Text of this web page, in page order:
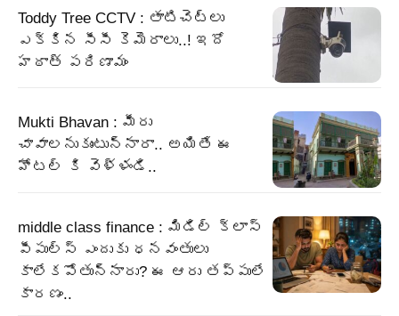
Toddy Tree CCTV : తాటిచెట్లు
ఎక్కిన సీసీ కెమెరాలు..! ఇదో
హఠాత్ పరిణామం
Mukti Bhavan : మీరు
చావాలనుకుంటున్నారా.. అయితే ఈ
హోటల్ కి వెళ్ళండి..
middle class finance : మిడిల్ క్లాస్
పీపుల్స్ ఎందుకు ధనవంతులు
కాలేకపోతున్నారు? ఈ ఆరు తప్పులే
కారణం..